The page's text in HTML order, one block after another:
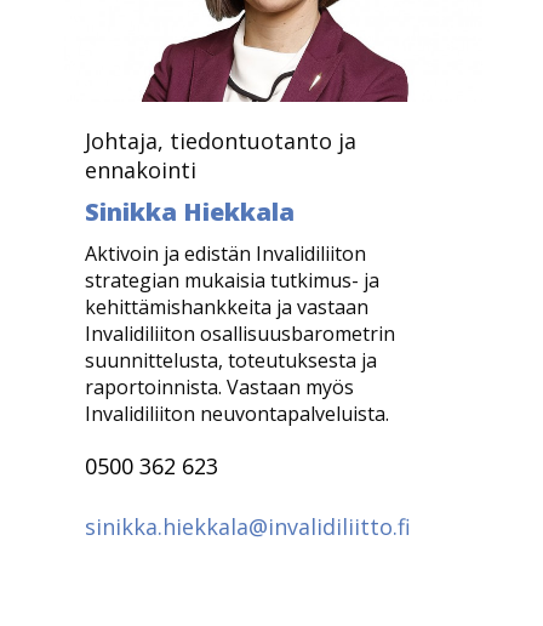
Johtaja, tiedontuotanto ja
ennakointi
Sinikka Hiekkala
Aktivoin ja edistän Invalidiliiton
strategian mukaisia tutkimus- ja
kehittämishankkeita ja vastaan
Invalidiliiton osallisuusbarometrin
suunnittelusta, toteutuksesta ja
raportoinnista. Vastaan myös
Invalidiliiton neuvontapalveluista.
0500 362 623
sinikka.hiekkala@invalidiliitto.fi